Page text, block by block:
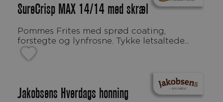
SureCrisp MAX 14/14 med skræl
Pommes Frites med sprød coating,
forstegte og lynfrosne. Tykke letsaltede...
Jakobsens Hverdags honning